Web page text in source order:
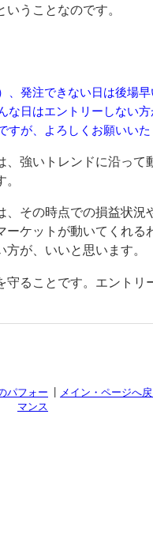
うことなのです。
、発注できない日は後場
な日はエントリーしない
すが、よろしくお願いい
、強いトレンドに沿っ
、その時点での損益状
ーケットが動いてくれ
が、いいと思います。
守ることです。エント
パフォー
マンス
メイン・ページへ